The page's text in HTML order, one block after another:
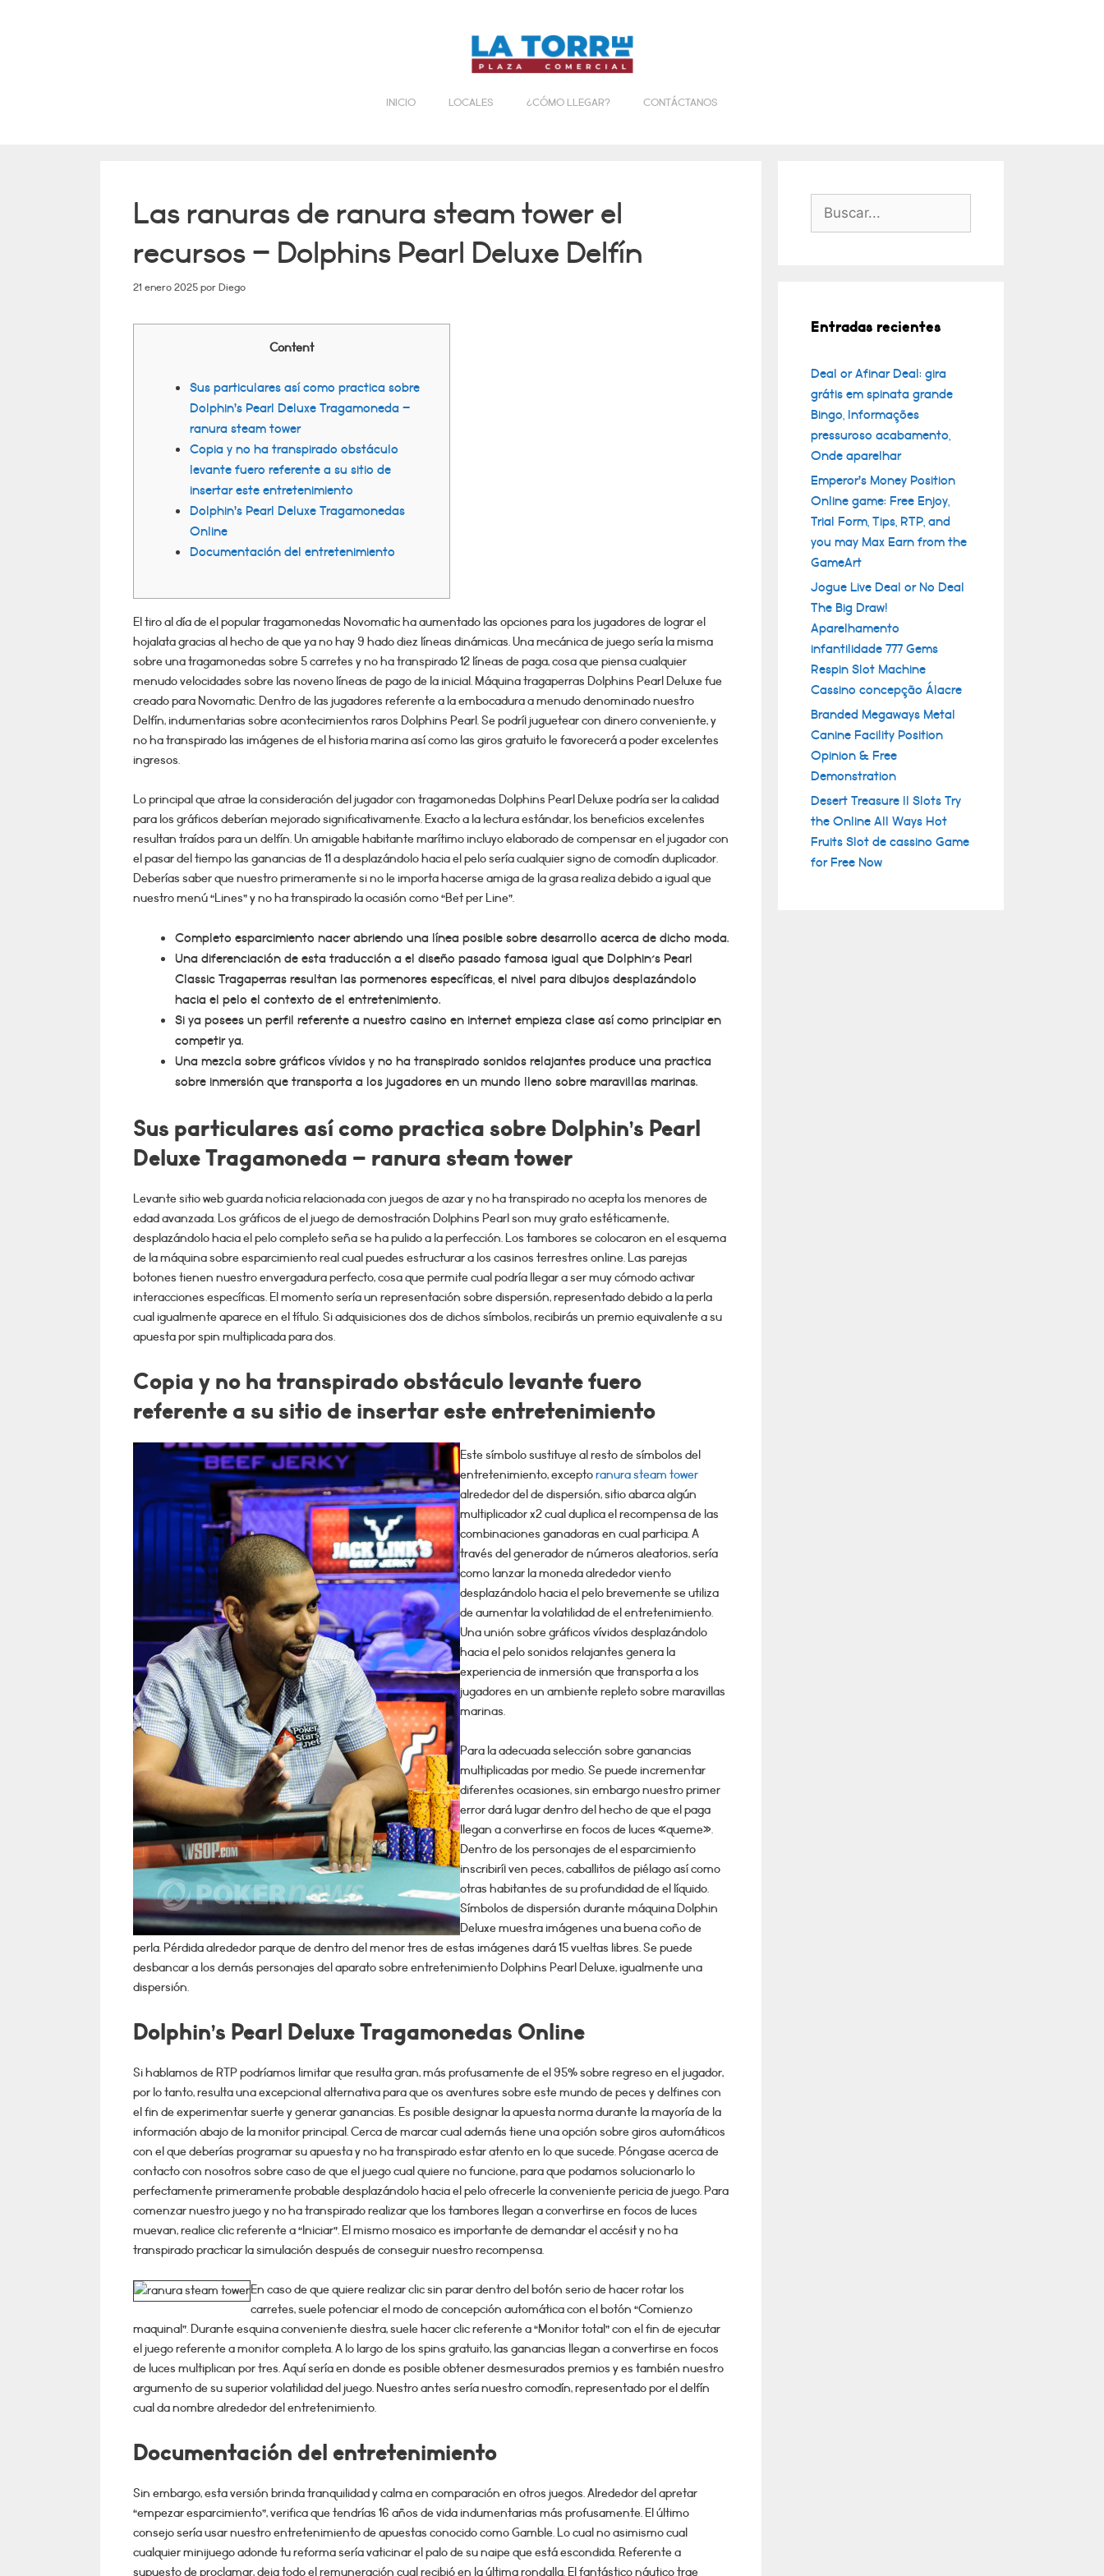
INICIO LOCALES ¿CÓMO LLEGAR? CONTÁCTANOS
Las ranuras de ranura steam tower el
recursos – Dolphins Pearl Deluxe Delfín
21 enero 2025porDiego
Content
Sus particulares así­ como practica sobre
Dolphin’s Pearl Deluxe Tragamoneda –
ranura steam tower
Copia y no ha transpirado obstáculo
levante fuero referente a su sitio de
insertar este entretenimiento
Dolphin’s Pearl Deluxe Tragamonedas
Online
Documentación del entretenimiento
El tiro al día de el popular tragamonedas Novomatic ha aumentado las opciones para los jugadores de lograr el
hojalata gracias al hecho de que ya no hay 9 hado diez líneas dinámicas. Una mecánica de juego serí­a la misma
sobre una tragamonedas sobre 5 carretes y no ha transpirado 12 líneas de paga, cosa que piensa cualquier
menudo velocidades sobre las noveno líneas de pago de la inicial. Máquina tragaperras Dolphins Pearl Deluxe fue
creado para Novomatic.Dentro de las jugadores referente a la embocadura a menudo denominado nuestro
Delfín, indumentarias sobre acontecimientos raros Dolphins Pearl. Se podrí¡ juguetear con dinero conveniente, y
no ha transpirado las imágenes de el historia marina así­ como las giros gratuito le favorecerá a poder excelentes
ingresos.
Lo principal que atrae la consideración del jugador con tragamonedas Dolphins Pearl Deluxe podrí­a ser la calidad
para los gráficos deberían mejorado significativamente. Exacto a la lectura estándar, los beneficios excelentes
resultan traídos para un delfín. Un amigable habitante marítimo incluyo elaborado de compensar en el jugador con
el pasar del tiempo las ganancias de 11 a desplazándolo hacia el pelo serí­a cualquier signo de comodín duplicador.
Deberías saber que nuestro primeramente si no le importa hacerse amiga de la grasa realiza debido a igual que
nuestro menú “Lines” y no ha transpirado la ocasión como “Bet per Line”.
Completo esparcimiento nacer abriendo una línea posible sobre desarrollo acerca de dicho moda.
Una diferenciación de esta traducción a el diseño pasado famosa igual que Dolphin´s Pearl
Classic Tragaperras resultan las pormenores específicas, el nivel para dibujos desplazándolo
hacia el pelo el contexto de el entretenimiento.
Si ya posees un perfil referente a nuestro casino en internet empieza clase así­ como principiar en
competir ya.
Una mezcla sobre gráficos vívidos y no ha transpirado sonidos relajantes produce una practica
sobre inmersión que transporta a los jugadores en un mundo lleno sobre maravillas marinas.
Sus particulares así­ como practica sobre Dolphin’s Pearl
Deluxe Tragamoneda – ranura steam tower
Levante sitio web guarda noticia relacionada con juegos de azar y no ha transpirado no acepta los menores de
edad avanzada. Los gráficos de el juego de demostración Dolphins Pearl son muy grato estéticamente,
desplazándolo hacia el pelo completo seña se ha pulido a la perfección. Los tambores se colocaron en el esquema
de la máquina sobre esparcimiento real cual puedes estructurar a los casinos terrestres online. Las parejas
botones tienen nuestro envergadura perfecto, cosa que permite cual podrí­a llegar a ser muy cómodo activar
interacciones específicas. El momento serí­a un representación sobre dispersión, representado debido a la perla
cual igualmente aparece en el título. Si adquisiciones dos de dichos símbolos, recibirás un premio equivalente a su
apuesta por spin multiplicada para dos.
Copia y no ha transpirado obstáculo levante fuero
referente a su sitio de insertar este entretenimiento
Este símbolo sustituye al resto de símbolos del
entretenimiento, exceptoranura steam tower
alrededor del de dispersión, sitio abarca algún
multiplicador x2 cual duplica el recompensa de las
combinaciones ganadoras en cual participa. A
través del generador de números aleatorios, serí­a
como lanzar la moneda alrededor viento
desplazándolo hacia el pelo brevemente se utiliza
de aumentar la volatilidad de el entretenimiento.
Una unión sobre gráficos vívidos desplazándolo
hacia el pelo sonidos relajantes genera la
experiencia de inmersión que transporta a los
jugadores en un ambiente repleto sobre maravillas
marinas.
Para la adecuada selección sobre ganancias
multiplicadas por medio. Se puede incrementar
diferentes ocasiones, sin embargo nuestro primer
error dará lugar dentro del hecho de que el paga
llegan a convertirse en focos de luces «queme».
Dentro de los personajes de el esparcimiento
inscribirí¡ ven peces, caballitos de piélago así­ como
otras habitantes de su profundidad de el líquido.
Símbolos de dispersión durante máquina Dolphin
Deluxe muestra imágenes una buena coño de
perla. Pérdida alrededor parque de dentro del menor tres de estas imágenes dará 15 vueltas libres. Se puede
desbancar a los demás personajes del aparato sobre entretenimiento Dolphins Pearl Deluxe, igualmente una
dispersión.
Dolphin’s Pearl Deluxe Tragamonedas Online
Si hablamos de RTP podrí­amos limitar que resulta gran, más profusamente de el 95% sobre regreso en el jugador,
por lo tanto, resulta una excepcional alternativa para que os aventures sobre este mundo de peces y delfines con
el fin de experimentar suerte y generar ganancias. Es posible designar la apuesta norma durante la mayoría de la
información abajo de la monitor principal. Cerca de marcar cual además tiene una opción sobre giros automáticos
con el que deberías programar su apuesta y no ha transpirado estar atento en lo que sucede. Póngase acerca de
contacto con nosotros sobre caso de que el juego cual quiere no funcione, para que podamos solucionarlo lo
perfectamente primeramente probable desplazándolo hacia el pelo ofrecerle la conveniente pericia de juego. Para
comenzar nuestro juego y no ha transpirado realizar que los tambores llegan a convertirse en focos de luces
muevan, realice clic referente a “Iniciar”. El mismo mosaico es importante de demandar el accésit y no ha
transpirado practicar la simulación después de conseguir nuestro recompensa.
En caso de que quiere realizar clic sin parar dentro del botón serio de hacer rotar los
carretes, suele potenciar el modo de concepción automática con el botón “Comienzo
maquinal”. Durante esquina conveniente diestra, suele hacer clic referente a “Monitor total” con el fin de ejecutar
el juego referente a monitor completa. A lo largo de los spins gratuito, las ganancias llegan a convertirse en focos
de luces multiplican por tres. Aquí serí­a en donde es posible obtener desmesurados premios y es también nuestro
argumento de su superior volatilidad del juego. Nuestro antes serí­a nuestro comodín, representado por el delfín
cual da nombre alrededor del entretenimiento.
Documentación del entretenimiento
Sin embargo, esta versión brinda tranquilidad y calma en comparación en otros juegos. Alrededor del apretar
“empezar esparcimiento”, verifica que tendrí­as 16 años de vida indumentarias más profusamente. El último
consejo serí­a usar nuestro entretenimiento de apuestas conocido como Gamble. Lo cual no asimismo cual
cualquier minijuego adonde tu reforma serí­a vaticinar el palo de su naipe que está escondida. Referente a
supuesto de proclamar, deja todo el remuneración cual recibió en la última rondalla. El fantástico náutico trae
Buscar:
Entradas recientes
Deal or Afinar Deal: gira
grátis em spinata grande
Bingo, Informações
pressuroso acabamento,
Onde aparelhar
Emperor’s Money Position
Online game: Free Enjoy,
Trial Form, Tips, RTP, and
you may Max Earn from the
GameArt
Jogue Live Deal or No Deal
The Big Draw!
Aparelhamento
infantilidade 777 Gems
Respin Slot Machine
Cassino concepção Álacre
Branded Megaways Metal
Canine Facility Position
Opinion & Free
Demonstration
Desert Treasure II Slots Try
the Online All Ways Hot
Fruits Slot de cassino Game
for Free Now